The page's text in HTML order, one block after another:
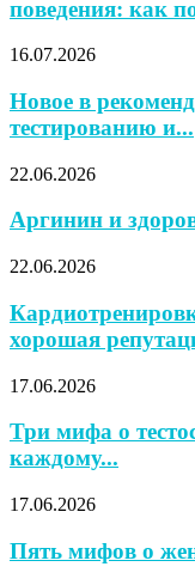
поведения: как
16.07.2026
Новое в
тестированию и...
22.06.2026
Аргинин и
22.06.2026
хорошая
17.06.2026
Три мифа о
каждому...
17.06.2026
Пять мифов о